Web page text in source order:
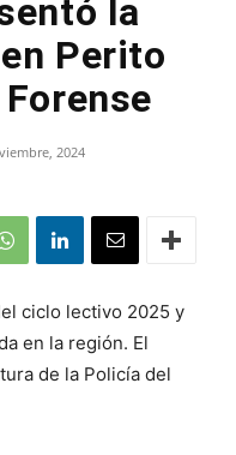
la
Perito
2024
ciclo lectivo 2025 y
en la región. El
de la Policía del